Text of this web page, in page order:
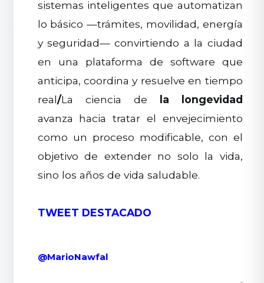
sistemas inteligentes que automatizan
lo básico —trámites, movilidad, energía
y seguridad— convirtiendo a la ciudad
en una plataforma de software que
anticipa, coordina y resuelve en tiempo
real/La ciencia de
la longevidad
avanza hacia tratar el envejecimiento
como un proceso modificable, con el
objetivo de extender no solo la vida,
sino los años de vida saludable.
TWEET DESTACADO
@MarioNawfal